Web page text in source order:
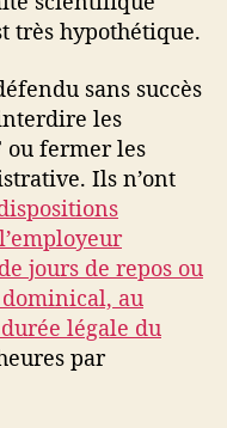
n
p
o
l
i
c
e
e
t
s
o
l
très hypothétique.
sans succès
les
ou fermer les
Ils n’ont
jours de repos ou
au
légale du
par